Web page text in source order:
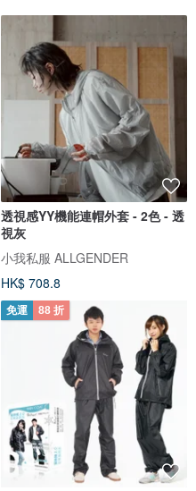
透視感YY機能連帽外套 - 2色 - 透
視灰
小我私服 ALLGENDER
HK$ 708.8
免運 88 折